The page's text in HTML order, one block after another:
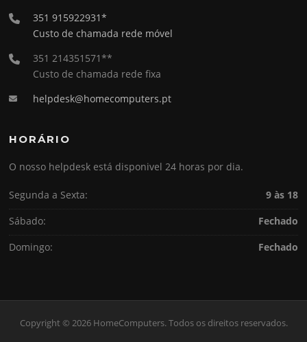
351 915922931*
Custo de chamada rede móvel
351 214351571**
Custo de chamada rede fixa
helpdesk@homecomputers.pt
HORÁRIO
O nosso helpdesk está disponivel 24 horas por dia.
Segunda a Sexta:
9 às 18
Sábado:
Fechado
Domingo:
Fechado
Copyright © 2026 HomeComputers. Todos os direitos reservados.